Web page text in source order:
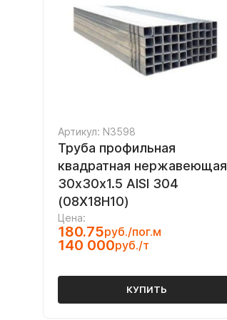
Артикул: N3598
Труба профильная
квадратная нержавеющая
30х30х1.5 AISI 304
(08Х18Н10)
Цена:
180.75руб./пог.м
140 000руб./т
КУПИТЬ